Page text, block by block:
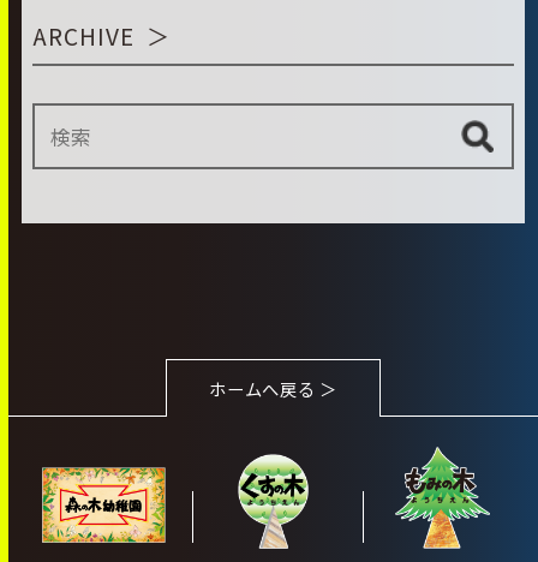
ARCHIVE
ホームへ戻る ＞